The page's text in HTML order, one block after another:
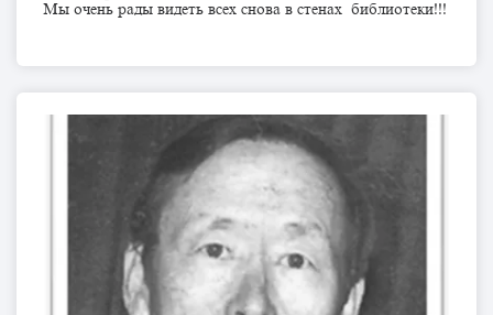
Мы очень рады видеть всех снова в стенах библиотеки!!!